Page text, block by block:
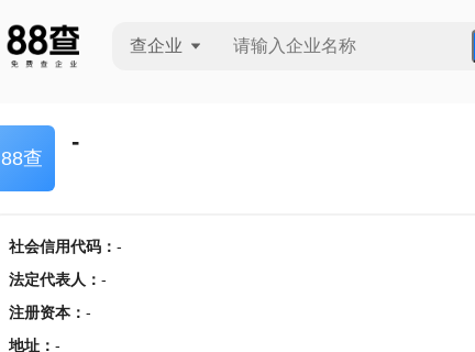
查企业
88查
-
社会信用代码： -
法定代表人 ： -
注册资本： -
地址： -